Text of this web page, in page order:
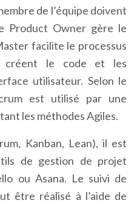
de l’équipe doivent
Product Owner gère le
facilite le processus
créent le code et les
utilisateur. Selon le
est utilisé par une
les méthodes Agiles.
Kanban, Lean), il est
de gestion de projet
ou Asana. Le suivi de
être réalisé à l’aide de